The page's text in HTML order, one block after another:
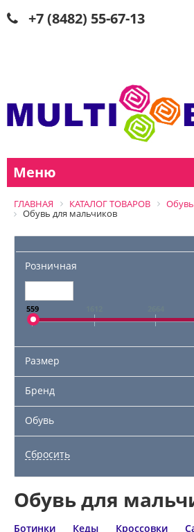
+7 (8482) 55-67-13
Меню
ГЛАВНАЯ КАТАЛОГ ТОВАРОВ
Обувь
Обувь для мальчиков
Розничная
559
Размер
Бренд
Обувь
Обувь для
Ботинки Кеды Кроссовки